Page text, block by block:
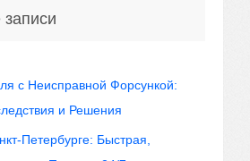
с Неисправной Форсункой:
и Решения
Петербурге: Быстрая,